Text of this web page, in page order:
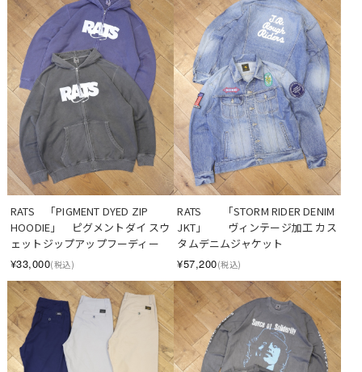
RATS　「PIGMENT DYED ZIP
HOODIE」　ピグメントダイ スウ
ェットジップアップフーディー
¥33,000(税込)
RATS　　「STORM RIDER DENIM
JKT」　　ヴィンテージ加工 カス
タムデニムジャケット
¥57,200(税込)